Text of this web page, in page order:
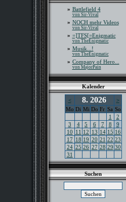
» Battlefield 4
von Sir-Vival
» NOCH mehr Videos
von Sir-Vival
» =]TFS[=Enigmatic
von TheEnigmatic
» Musik...!
von TheEnigmatic
» Company of Hero...
von MajorPain
Kalender
< 8. 2026
>
Mo Di Mi Do Fr Sa So
1
2
3
4 5 6 7 8
9
10 11 12 13 14 15 16
17 18 19 20 21 22 23
24 25 26 27 28 29 30
31
Suchen